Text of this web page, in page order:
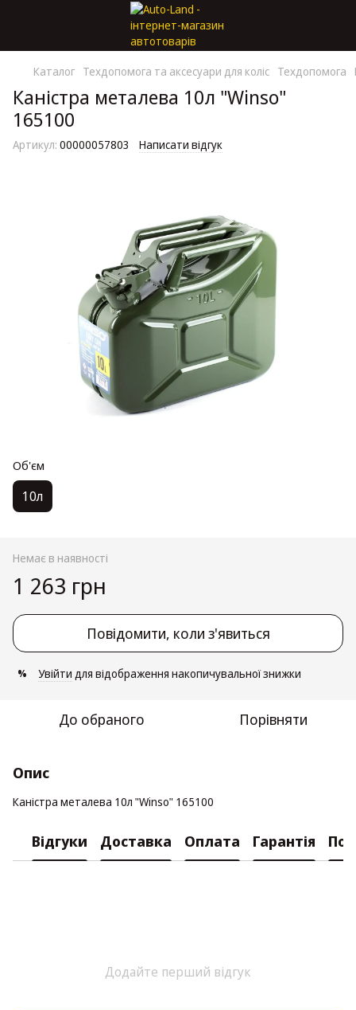
Каталог Техдопомога та аксесуари для коліс Техдопомога
Каністра металева 10л "Winso"
165100
Артикул: 00000057803 Написати відгук
Об'єм
10л
Немає в наявності
1 263 грн
Повідомити, коли з'явиться
% Увійти для відображення накопичувальної знижки
До обраного Порівняти
Опис
Каністра металева 10л "Winso" 165100
Відгуки Доставка Оплата Гарантія
Додайте перший відгук